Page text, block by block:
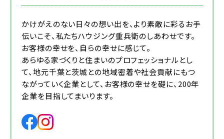
かけがえのない日々の想い出を、より素敵に彩るお手
伝いこそ、私たちハウジング重兵衛のしあわせです。
お客様の幸せを、自らの幸せに感じて。
あらゆる家づくりと住まいのプロフェッショナルとし
て、地元千葉と茨城との地域密着や社会貢献にもつ
ながっていく企業として、お客様の幸せを礎に、200年
企業を目指してまいります。